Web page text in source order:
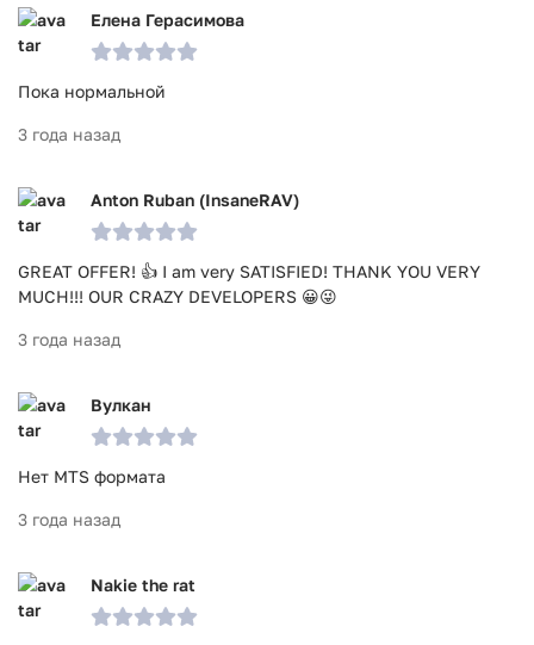
Елена Герасимова
Пока нормальной
3 года назад
Anton Ruban (InsaneRAV)
GREAT OFFER! 👍 I am very SATISFIED! THANK YOU VERY
MUCH!!! OUR CRAZY DEVELOPERS 😀😜
3 года назад
Вулкан
Нет MTS формата
3 года назад
Nakie the rat